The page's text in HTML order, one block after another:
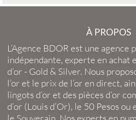
À PROPOS
L’Agence BDOR est une agence
indépendante, experte en achat
d’or - Gold & Silver. Nous
l’or et le prix de l’or en direct,
lingots d’or et des pièces d’or
d’or (Louis d’Or), le 50 Pesos ou